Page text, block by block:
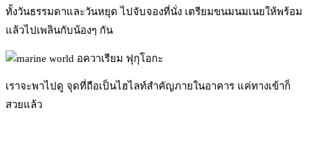
ทั้งวันธรรมดาและวันหยุด ไปจับจองที่นั่ง เตรียมขนมนมเนยให้พร้อม
แล้วไปเพลินกับน้องๆ กัน
เราจะพาไปดู จุดที่ถือเป็นไฮไลท์สำคัญภายในอาคาร แค่ทางเข้าก็
สวยแล้ว